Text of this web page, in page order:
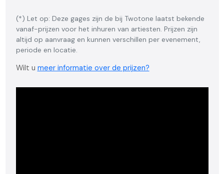
(*) Let op: Deze gages zijn de bij Twotone laatst bekende
vanaf-prijzen voor het inhuren van artiesten. Prijzen zijn
altijd op aanvraag en kunnen verschillen per evenement,
periode en locatie.
Wilt u meer informatie over de prijzen?